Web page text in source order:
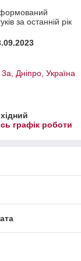
за останній рік
Дніпро, Україна
графік роботи